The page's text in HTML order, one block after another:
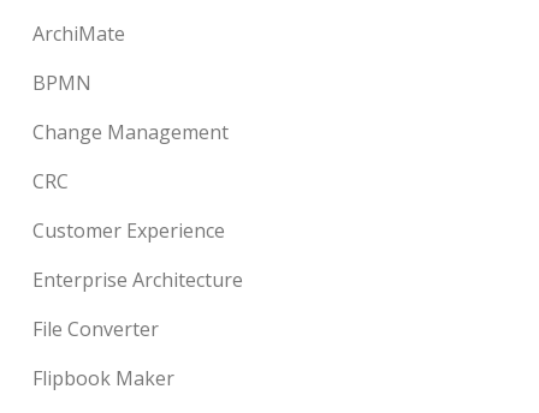
ArchiMate
BPMN
Change Management
CRC
Customer Experience
Enterprise Architecture
File Converter
Flipbook Maker